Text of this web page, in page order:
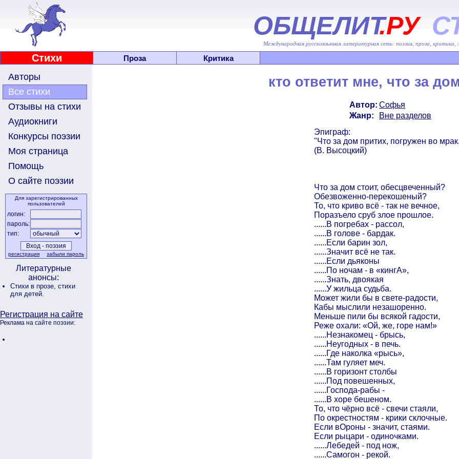
ОБЩЕЛИТ.РУ
Международная русскоязычная литературная сеть: поэзия, проза, критика,
Стихи Проза Критика
Авторы
Все стихи
Отзывы на стихи
Аудиокниги
Конкурсы поэзии
Моя страница
Помощь
О сайте поэзии
Для зарегистрированных
пользователей
логин:
пароль:
тип:
регистрация забыли пароль
Литературные
анонсы:
Стихи в прозе, стихи
для детей.
Регистрация на сайте
Реклама на сайте поэзии:
кто ответит мне, что за
Автор: Софья
Жанр:
Вне разделов
Эпиграф:
"Что за дом притих, погружен во
(В. Высоцкий)
Что за дом стоит, обесцвеченный?
Обезвоженно-перекошеный?
То, что криво всё - так не вечное,
Поразъело сруб злое прошлое.
......В погребах - рассол,
......В голове - бардак.
......Если барин зол,
......Значит всё не так.
......Если дьяконы
......По ночам - в «кингА»,
......Знать, двоякая
......У жильца судьба.
Может жили бы в свете-радости,
Кабы мыслили незашоренно.
Меньше пили бы всякой гадости,
Реже охали: «Ой, же, горе нам!»
......Незнакомец - брысь,
......Неугодных - в печь.
......Где наколка «рысь»,
......Там гуляет меч.
......В горизонт столбы
......Под повешенных,
......Господа-рабы -
......В хоре бешеном.
То, что чёрно всё - свечи стаяли,
По окрестностям - крики склочные.
Если вОроны - значит, стаями.
Если рыцари - одиночками.
......Лебедей - под нож,
......Самогон - рекой.